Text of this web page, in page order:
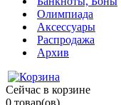
Олимпиада
Аксессуары
Распродажа
Архив
Сейчас в корзине
0 товар(ов)